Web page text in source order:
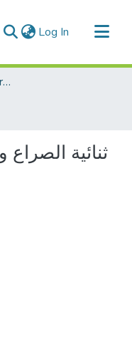
Log In (current)
Département de langue arabe
ثنائية